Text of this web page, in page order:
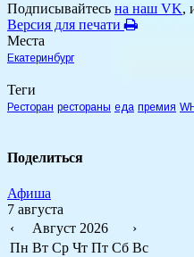
Подписывайтесь на наш VK,
Версия для печати
Места
Екатеринбург
Теги
Ресторан рестораны еда премия
Поделиться
Афиша
7 августа
‹
Август 2026
›
Пн Вт Ср Чт Пт Сб Вс